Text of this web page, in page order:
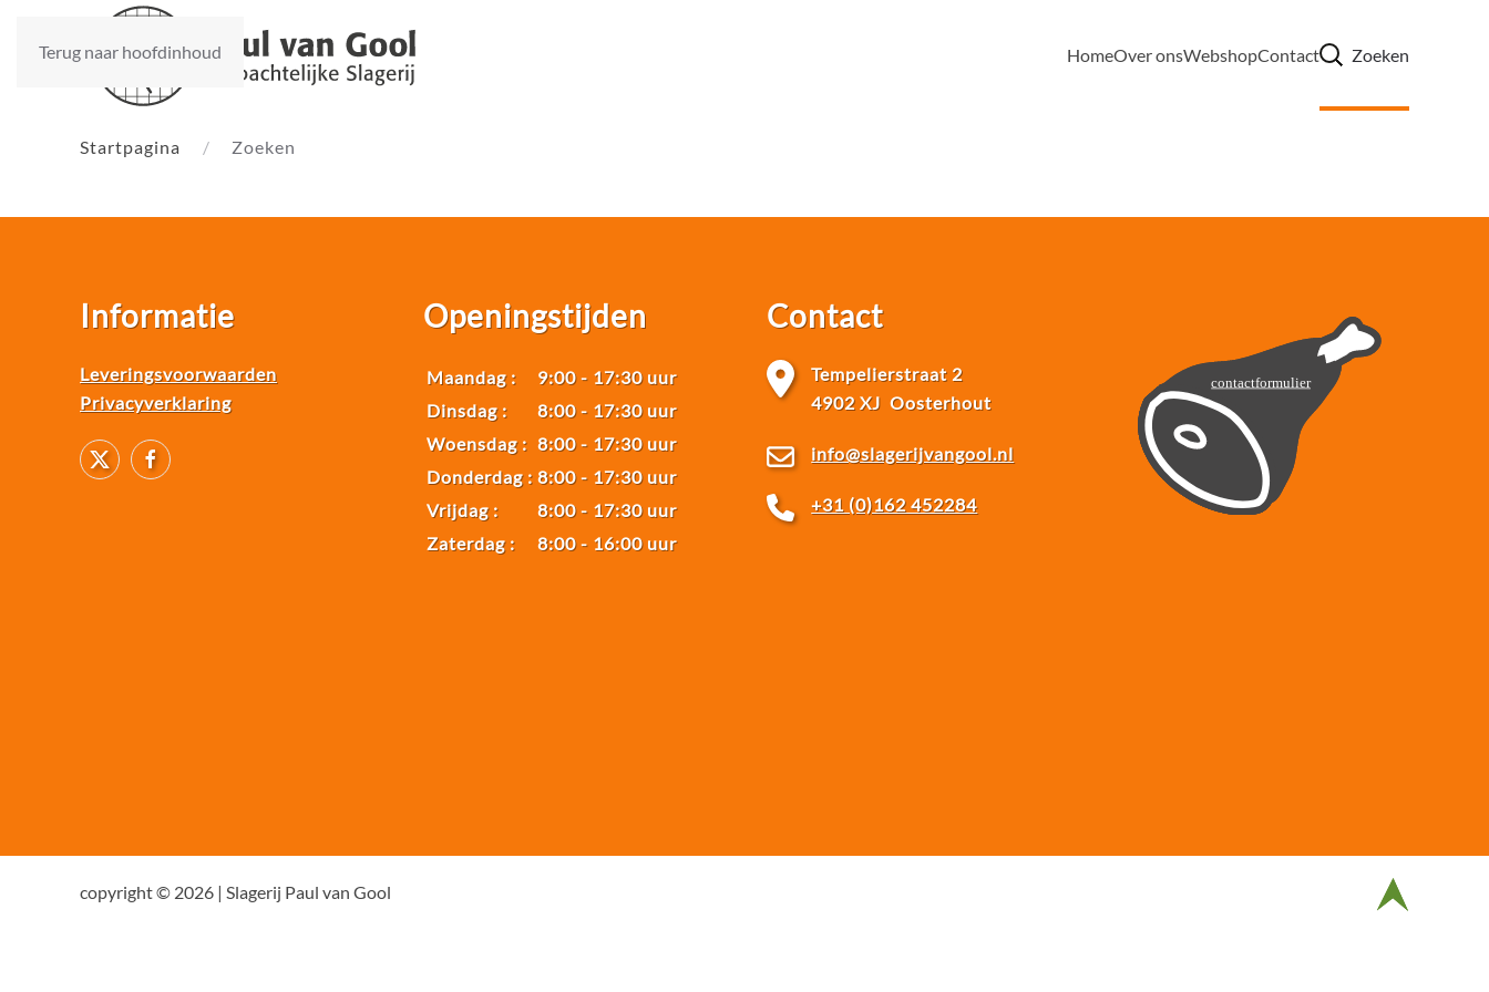
Terug naar hoofdinhoud HomeOver onsWebshopContact Zoeken
Startpagina Zoeken
Informatie
Leveringsvoorwaarden
Privacyverklaring
Openingstijden
Maandag : 9:00 - 17:30 uur
Dinsdag :
8:00 - 17:30 uur
Woensdag : 8:00 - 17:30 uur
Donderdag : 8:00 - 17:30 uur
Vrijdag :
8:00 - 17:30 uur
Zaterdag :
8:00 - 16:00 uur
Contact
Tempelierstraat 2
4902 XJ Oosterhout
info@slagerijvangool.nl
+31 (0)162 452284
copyright © 2026 | Slagerij Paul van Gool